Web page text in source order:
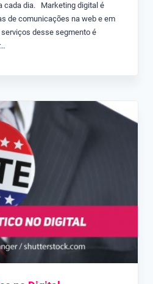
cada dia. Marketing digital é
de comunicações na web e em
desse segmento é